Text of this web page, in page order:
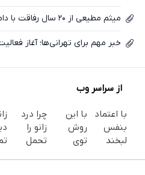
میثم مطیعی از ۲۰ سال رفاقت با داماد شهید رهبری گفت
خبر مهم برای تهرانی‌ها؛ آغاز
از سراسر وب
با اعتماد
بنفس
لبخند
با این
روش
توی
چرا درد
زانو را
تحمل